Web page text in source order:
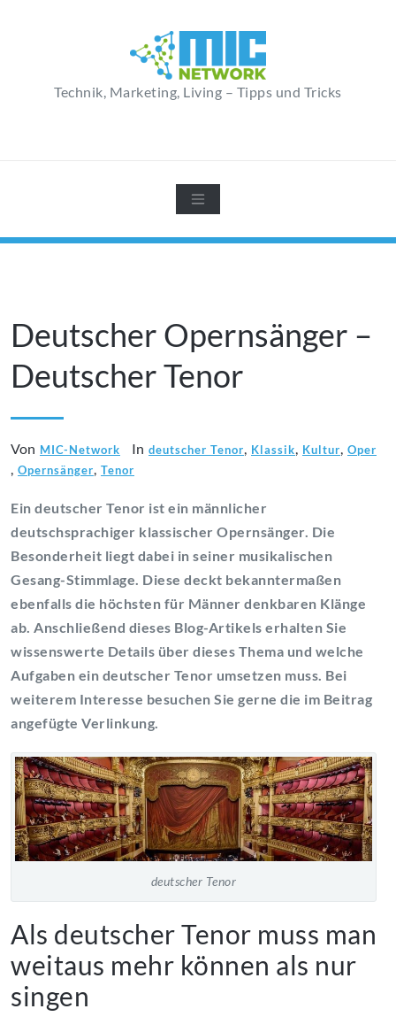
Technik, Marketing, Living – Tipps und Tricks
Deutscher Opernsänger –
Deutscher Tenor
Von MIC-Network In deutscher Tenor, Klassik, Kultur, Oper
, Opernsänger, Tenor
Ein deutscher Tenor ist ein männlicher
deutschsprachiger klassischer Opernsänger. Die
Besonderheit liegt dabei in seiner musikalischen
Gesang-Stimmlage. Diese deckt bekanntermaßen
ebenfalls die höchsten für Männer denkbaren Klänge
ab. Anschließend dieses Blog-Artikels erhalten Sie
wissenswerte Details über dieses Thema und welche
Aufgaben ein deutscher Tenor umsetzen muss. Bei
weiterem Interesse besuchen Sie gerne die im Beitrag
angefügte Verlinkung.
deutscher Tenor
Als deutscher Tenor muss man
weitaus mehr können als nur
singen